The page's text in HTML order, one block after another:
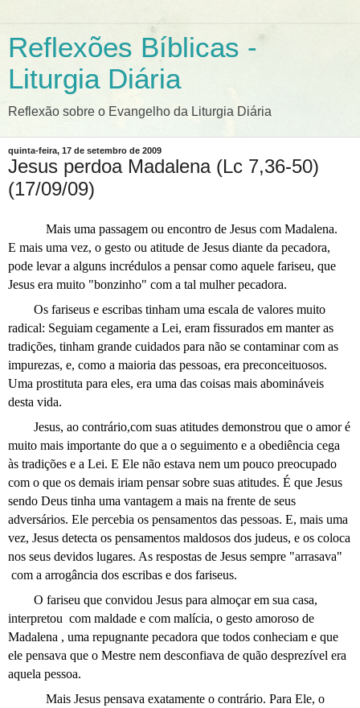
Reflexões Bíblicas -
Liturgia Diária
Reflexão sobre o Evangelho da Liturgia Diária
quinta-feira, 17 de setembro de 2009
Jesus perdoa Madalena (Lc 7,36-50)
(17/09/09)
Mais uma passagem ou encontro de Jesus com Madalena.
E mais uma vez, o gesto ou atitude de Jesus diante da pecadora,
pode levar a alguns incrédulos a pensar como aquele fariseu, que
Jesus era muito "bonzinho" com a tal mulher pecadora.
Os fariseus e escribas tinham uma escala de valores muito
radical: Seguiam cegamente a Lei, eram fissurados em manter as
tradições, tinham grande cuidados para não se contaminar com as
impurezas, e, como a maioria das pessoas, era preconceituosos.
Uma prostituta para eles, era uma das coisas mais abomináveis
desta vida.
Jesus, ao contrário,com suas atitudes demonstrou que o amor é
muito mais importante do que a o seguimento e a obediência cega
às tradições e a Lei. E Ele não estava nem um pouco preocupado
com o que os demais iriam pensar sobre suas atitudes. É que Jesus
sendo Deus tinha uma vantagem a mais na frente de seus
adversários. Ele percebia os pensamentos das pessoas. E, mais uma
vez, Jesus detecta os pensamentos maldosos dos judeus, e os coloca
nos seus devidos lugares. As respostas de Jesus sempre "arrasava"
com a arrogância dos escribas e dos fariseus.
O fariseu que convidou Jesus para almoçar em sua casa,
interpretou com maldade e com malícia, o gesto amoroso de
Madalena , uma repugnante pecadora que todos conheciam e que
ele pensava que o Mestre nem desconfiava de quão desprezível era
aquela pessoa.
Mais Jesus pensava exatamente o contrário. Para Ele, o